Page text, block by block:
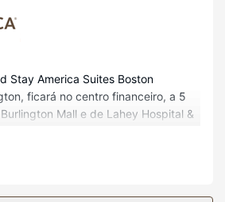
Stay America Suites Boston
ficará no centro financeiro, a 5
Mall e de Lahey Hospital &
oferecem uma cozinha com